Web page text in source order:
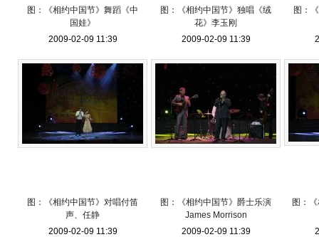
图：《相约中国节》舞蹈《中
国娃》
2009-02-09 11:39
图：《相约中国节》独唱《绒
花》李玉刚
2009-02-09 11:39
图：
图：《相约中国节》对唱付笛
声、任静
2009-02-09 11:39
图：《相约中国节》爵士乐演
James Morrison
2009-02-09 11:39
图：